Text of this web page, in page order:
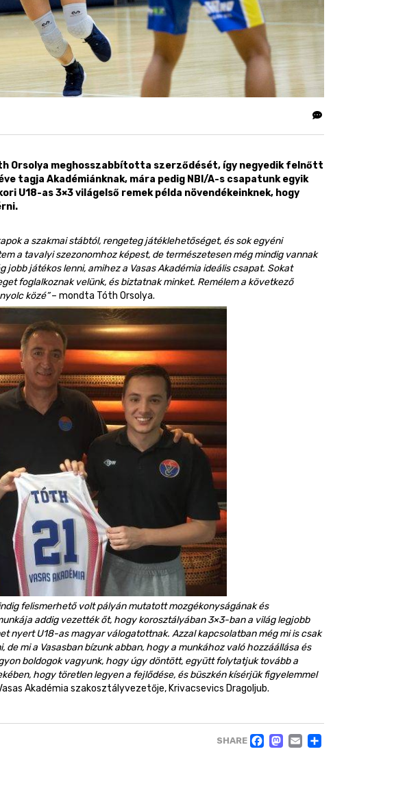
Orsolya meghosszabbította szerződését, így negyedik felnőtt
tagja Akadémiánknak, mára pedig NBI/A-s csapatunk egyik
U18-as 3×3 világelső remek példa növendékeinknek, hogy
a szakmai stábtól, rengeteg játéklehetőséget, és sok egyéni
a tavalyi szezonomhoz képest, de természetesen még mindig vannak
játékos lenni, amihez a Vasas Akadémia ideális csapat. Sokat
foglalkoznak velünk, és biztatnak minket. Remélem a következő
közé”– mondta Tóth Orsolya.
felismerhető volt pályán mutatott mozgékonyságának és
addig vezették őt, hogy korosztályában 3×3-ban a világ legjobb
nyert U18-as magyar válogatottnak. Azzal kapcsolatban még mi is csak
mi a Vasasban bízunk abban, hogy a munkához való hozzáállása és
boldogok vagyunk, hogy úgy döntött, együtt folytatjuk tovább a
hogy töretlen legyen a fejlődése, és büszkén kísérjük figyelemmel
Akadémia szakosztályvezetője, Krivacsevics Dragoljub.
SHARE FACEBOOK
EMAIL